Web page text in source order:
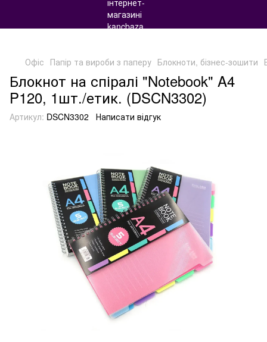
Офіс Папір та вироби з паперу Блокноти, бізнес-зошити
Блокнот на спіралі "Notebook" A4
P120, 1шт./етик. (DSCN3302)
Артикул: DSCN3302 Написати відгук